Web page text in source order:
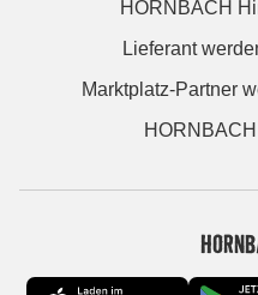
HORNBACH
Lieferant
Marktplatz-Partner